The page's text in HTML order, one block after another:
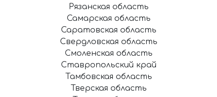
Рязанская область
Самарская область
Саратовская область
Свердловская область
Смоленская область
Ставропольский край
Тамбовская область
Тверская область